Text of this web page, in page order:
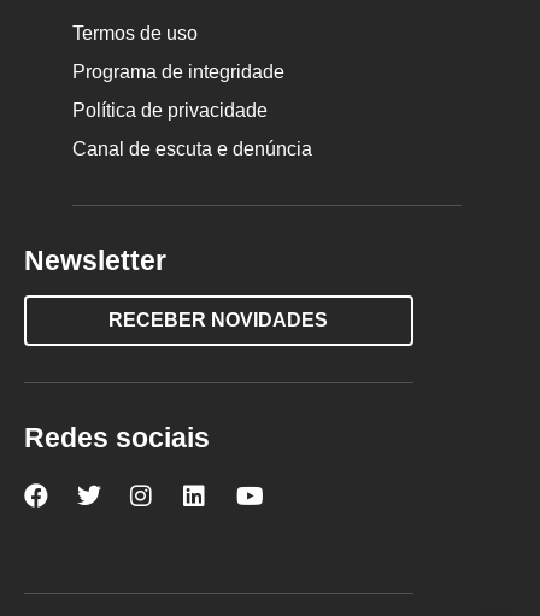
Termos de uso
Programa de integridade
Política de privacidade
Canal de escuta e denúncia
Newsletter
RECEBER NOVIDADES
Redes sociais
Nova
Facebook
Nova
Twitter
Nova
Instagram
Nova
LinkedInYouTube